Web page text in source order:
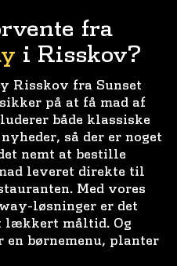
fra
i Risskov?
Risskov fra Sunset
på at få mad af
både klassiske
så der er noget
nemt at bestille
leveret direkte til
Med vores
løsninger er det
lækkert måltid. Og
en børnemenu, planter